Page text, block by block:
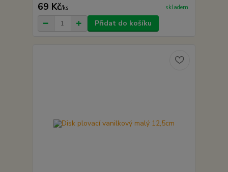
69 Kč/ks skladem
Přidat do košíku